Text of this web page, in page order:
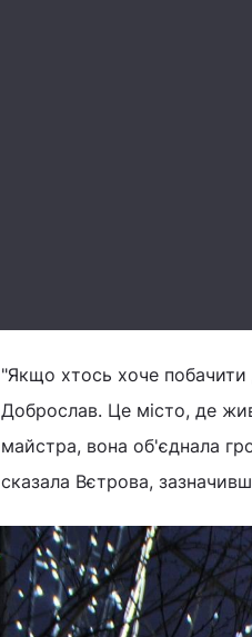
"Якщо хтось хоче побачити
Доброслав. Це місто, де
майстра, вона об'єднала
сказала Вєтрова,